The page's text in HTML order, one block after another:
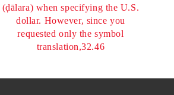
(ḍālara) when specifying the U.S.
dollar. However, since you
requested only the symbol
translation,32.46